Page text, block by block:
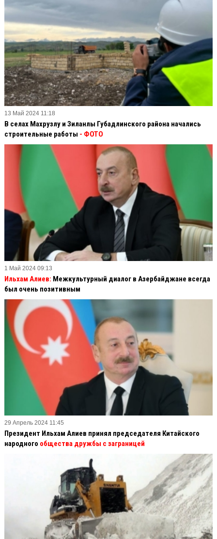
13 Май 2024 11:18
В селах Махрузлу и Зиланлы Губадлинского района начались
строительные работы - ФОТО
1 Май 2024 09:13
Ильхам Алиев: Межкультурный диалог в Азербайджане всегда
был очень позитивным
29 Апрель 2024 11:45
Президент Ильхам Алиев принял председателя Китайского
народного общества дружбы с заграницей